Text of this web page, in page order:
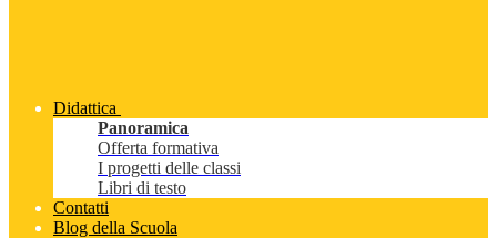
Didattica
Panoramica
Offerta formativa
I progetti delle classi
Libri di testo
Contatti
Blog della Scuola